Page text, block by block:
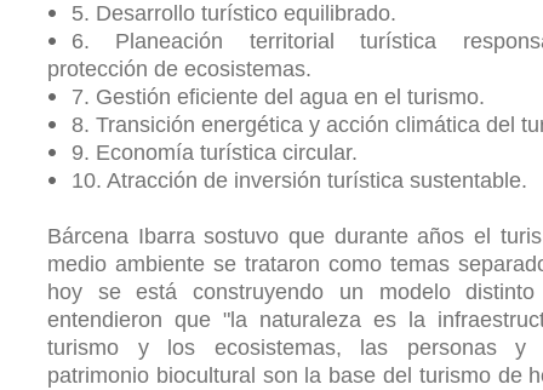
5. Desarrollo turístico equilibrado.
6. Planeación territorial turística
protección de ecosistemas.
7. Gestión eficiente del agua en el turismo.
8. Transición energética y acción climática del
9. Economía turística circular.
10. Atracción de inversión turística sustentable.
Bárcena Ibarra sostuvo que durante años el
medio ambiente se trataron como temas
hoy se está construyendo un modelo distinto
entendieron que "la naturaleza es la
turismo y los ecosistemas, las personas y
patrimonio biocultural son la base del turismo de